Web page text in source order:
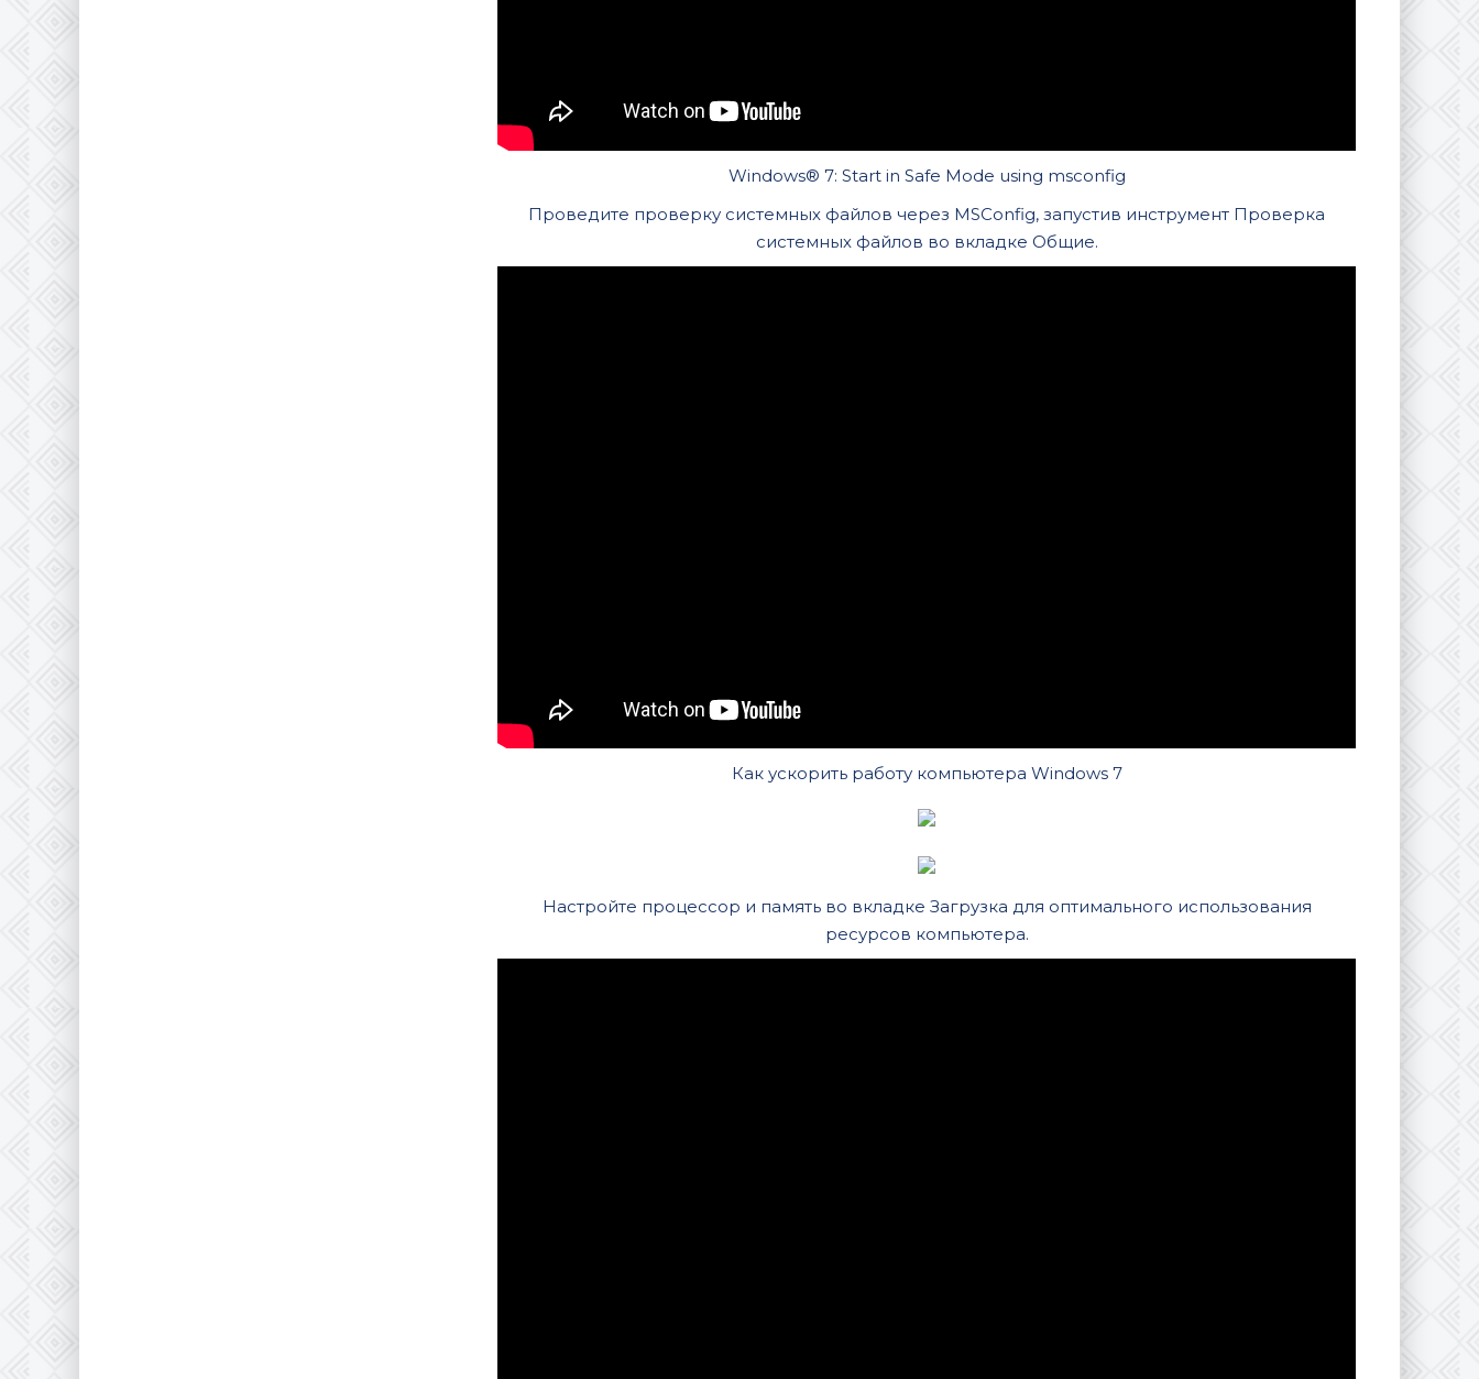
Windows® 7: Start in Safe Mode using msconfig
Проведите проверку системных файлов через MSConfig, запустив инструмент Проверка
системных файлов во вкладке Общие.
Как ускорить работу компьютера Windows 7
Настройте процессор и память во вкладке Загрузка для оптимального использования
ресурсов компьютера.